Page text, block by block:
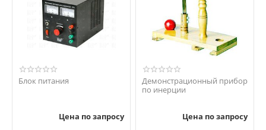
Блок питания
Цена по запросу
Демонстрационный прибор
по инерции
Цена по запросу